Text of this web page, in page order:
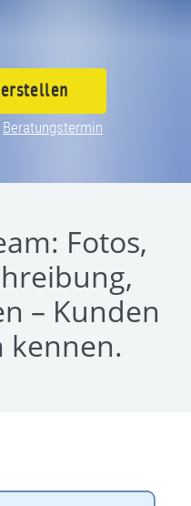
erstellen
Beratungstermin
Fotos,
– Kunden
kennen.